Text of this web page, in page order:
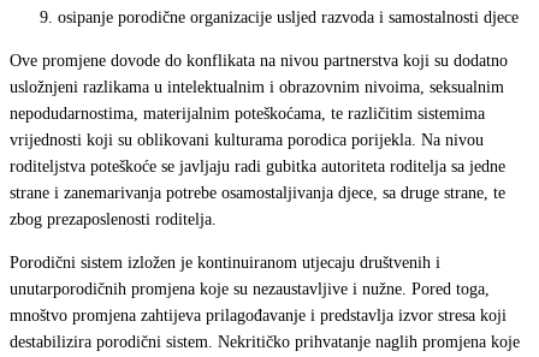
osipanje porodične organizacije usljed razvoda i samostalnosti djece
Ove promjene dovode do konflikata na nivou partnerstva koji su dodatno
usložnjeni razlikama u intelektualnim i obrazovnim nivoima, seksualnim
nepodudarnostima, materijalnim poteškoćama, te različitim sistemima
vrijednosti koji su oblikovani kulturama porodica porijekla. Na nivou
roditeljstva poteškoće se javljaju radi gubitka autoriteta roditelja sa jedne
strane i zanemarivanja potrebe osamostaljivanja djece, sa druge strane, te
zbog prezaposlenosti roditelja.
Porodični sistem izložen je kontinuiranom utjecaju društvenih i
unutarporodičnih promjena koje su nezaustavljive i nužne. Pored toga,
mnoštvo promjena zahtijeva prilagođavanje i predstavlja izvor stresa koji
destabilizira porodični sistem. Nekritičko prihvatanje naglih promjena koje